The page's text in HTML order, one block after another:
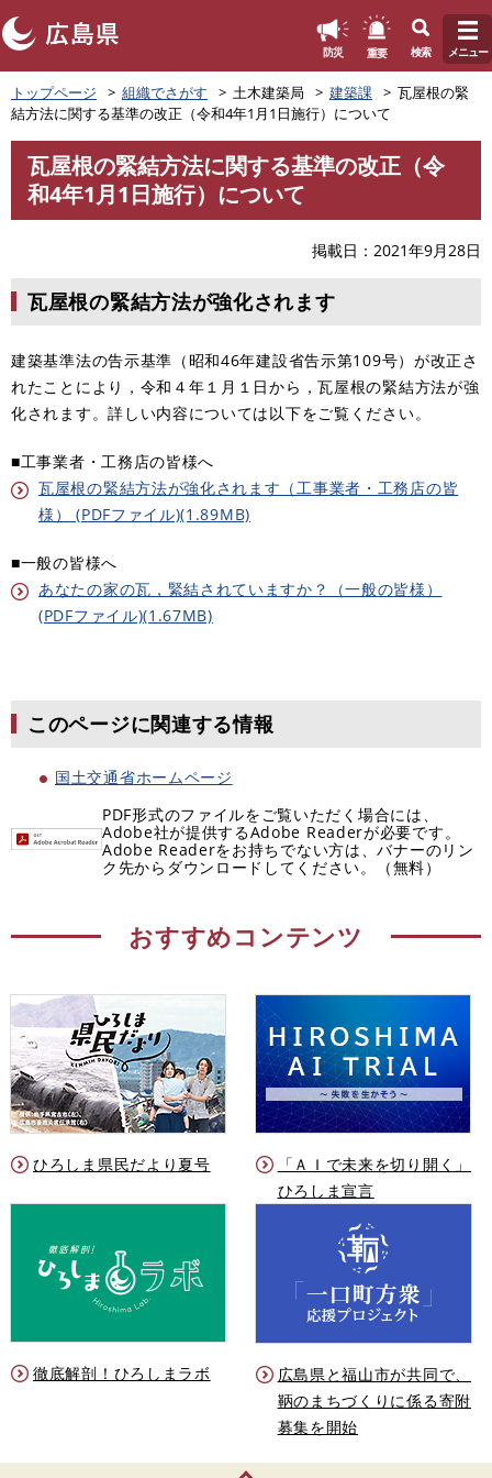
ペ
ー
ジ
の
で
防災 重要 検索 メニュー
トップページ 組織でさがす 土木建築局 建築課
瓦屋根の緊
結方法に関する基準の改正（令和4年1月1日施行）について
瓦屋根の緊結方法に関する基準の改正（令
和4年1月1日施行）について
掲載日 2021年9月28日
瓦屋根の緊結方法が強化されます
建築基準法の告示基準（昭和46年建設省告示第109号）が改正さ
れたことにより，令和４年１月１日から，瓦屋根の緊結方法が強
化されます。詳しい内容については以下をご覧ください。
■工事業者・工務店の皆様へ
瓦屋根の緊結方法が強化されます（工事業者・工務店の皆
様） (PDFファイル)(1.89MB)
■一般の皆様へ
あなたの家の瓦，緊結されていますか？（一般の皆様）
(PDFファイル)(1.67MB)
このページに関連する情報
国土交通省ホームページ
PDF形式のファイルをご覧いただく場合には、
Adobe社が提供するAdobe Readerが必要です。
Adobe Readerをお持ちでない方は、バナーのリン
ク先からダウンロードしてください。（無料）
おすすめコンテンツ
ひろしま県民だより夏号
「ＡＩで未来を切り開く」
ひろしま宣言
徹底解剖！ひろしまラボ
広島県と福山市が共同で、
鞆のまちづくりに係る寄附
募集を開始